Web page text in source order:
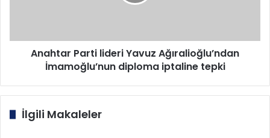
tepki
Anahtar Parti lideri Yavuz Ağıralioğlu’ndan
İmamoğlu’nun diploma iptaline tepki
İlgili Makaleler